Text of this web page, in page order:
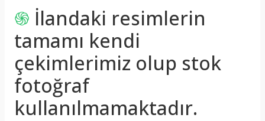
֍ İlandaki resimlerin
tamamı kendi
çekimlerimiz olup stok
fotoğraf
kullanılmamaktadır.